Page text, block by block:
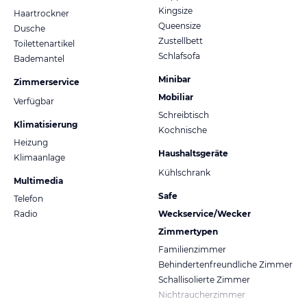
Haartrockner
Dusche
Toilettenartikel
Bademantel
Zimmerservice
Verfügbar
Klimatisierung
Heizung
Klimaanlage
Multimedia
Telefon
Radio
Kingsize
Queensize
Zustellbett
Schlafsofa
Minibar
Mobiliar
Schreibtisch
Kochnische
Haushaltsgeräte
Kühlschrank
Safe
Weckservice/Wecker
Zimmertypen
Familienzimmer
Behindertenfreundliche Zimmer
Schallisolierte Zimmer
Nichtraucherzimmer